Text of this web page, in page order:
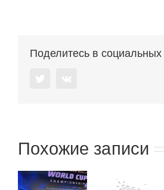
Поделитесь в социальных
Похожие записи